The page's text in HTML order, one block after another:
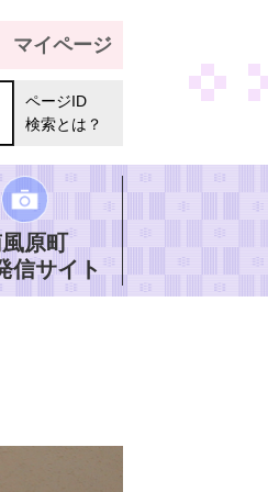
マイページ
ページID
検索とは？
原町
信サイト